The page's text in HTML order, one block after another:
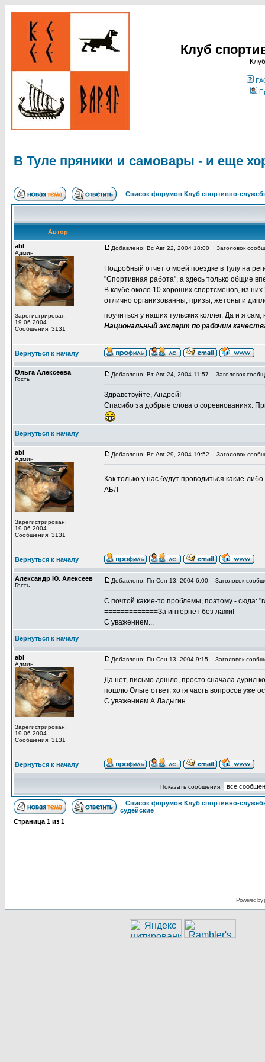
Клуб
В Туле пряники и самовары - и еще
Список форумов Клуб спортивно-
Автор
abl
Админ
Зарегистрирован:
19.06.2004
Сообщения: 3131
Добавлено: Вс Авг 22, 2004 18:00 Заголовок
Подробный отчет о моей поездке в Тулу на
"Спортивная работа", а здесь только общие
В клубе около 10 хороших спортсменов, из
отлично организованны, призы, жетоны и
поучиться у наших тульских коллег. Да и я
Национальный эксперт по рабочим
Вернуться к началу
Ольга Алексеева
Гость
Добавлено: Вт Авг 24, 2004 11:57 Заголовок
Здравствуйте, Андрей!
Спасибо за добрые слова о соревнованиях.
Вернуться к началу
abl
Админ
Зарегистрирован:
19.06.2004
Сообщения: 3131
Добавлено: Вс Авг 29, 2004 19:52 Заголовок
Как только у нас будут проводиться какие-
АБЛ
Вернуться к началу
Александр Ю. Алексеев
Гость
Добавлено: Пн Сен 13, 2004 6:00 Заголовок
С почтой какие-то проблемы, поэтому - сюда:
=============За интернет без лажи!
С уважением...
Вернуться к началу
abl
Админ
Зарегистрирован:
19.06.2004
Сообщения: 3131
Добавлено: Пн Сен 13, 2004 9:15 Заголовок
Да нет, письмо дошло, просто сначала дурил
пошлю Ольге ответ, хотя часть вопросов уже
С уважением А.Ладыгин
Вернуться к началу
Показать сообщения:
Список форумов Клуб спортивно-
судейские
Страница 1 из 1
Powered by